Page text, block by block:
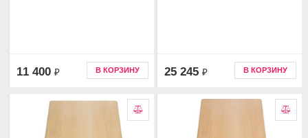
11 400 ₽ В КОРЗИНУ 25 245 ₽ В КОРЗИНУ